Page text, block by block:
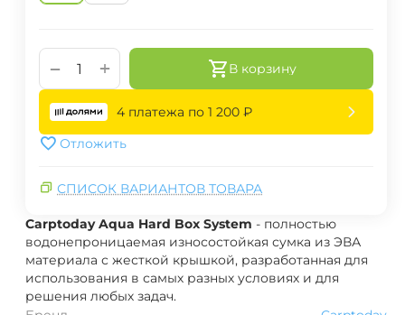
+
− В корзину
4 платежа по 1 200 ₽
Отложить
СПИСОК ВАРИАНТОВ ТОВАРА
Carptoday Aqua Hard Box System - полностью
водонепроницаемая износостойкая сумка из ЭВА
материала с жесткой крышкой, разработанная для
использования в самых разных условиях и для
решения любых задач.